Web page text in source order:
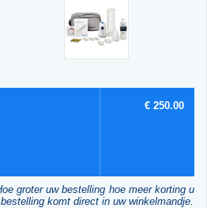
€ 250.00
groter uw bestelling hoe meer korting u
komt direct in uw winkelmandje.